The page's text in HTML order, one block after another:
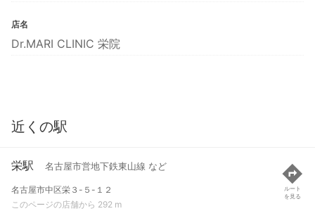
店名
Dr.MARI CLINIC 栄院
近くの駅
栄駅 名古屋市営地下鉄東山線 など
名古屋市中区栄３-５-１２
このページの店舗から 292 m
ルート
を見る